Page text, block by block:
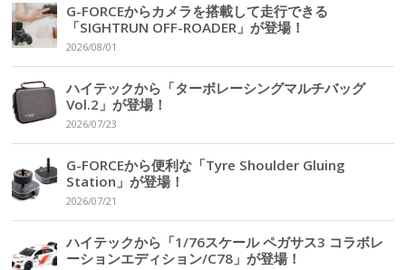
G-FORCEからカメラを搭載して走行できる
「SIGHTRUN OFF-ROADER」が登場！
2026/08/01
ハイテックから「ターボレーシングマルチバッグ
Vol.2」が登場！
2026/07/23
G-FORCEから便利な「Tyre Shoulder Gluing
Station」が登場！
2026/07/21
ハイテックから「1/76スケール ペガサス3 コラボレ
ーションエディション/C78」が登場！